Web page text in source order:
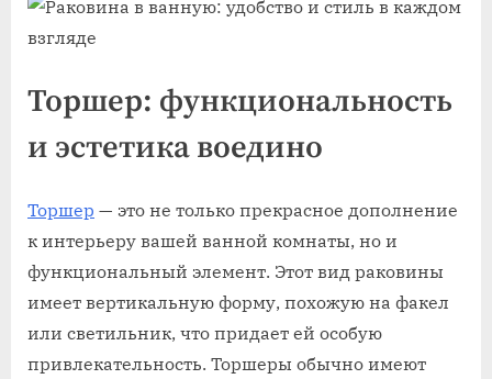
Торшер: функциональность
и эстетика воедино
Торшер — это не только прекрасное дополнение
к интерьеру вашей ванной комнаты, но и
функциональный элемент. Этот вид раковины
имеет вертикальную форму, похожую на факел
или светильник, что придает ей особую
привлекательность. Торшеры обычно имеют